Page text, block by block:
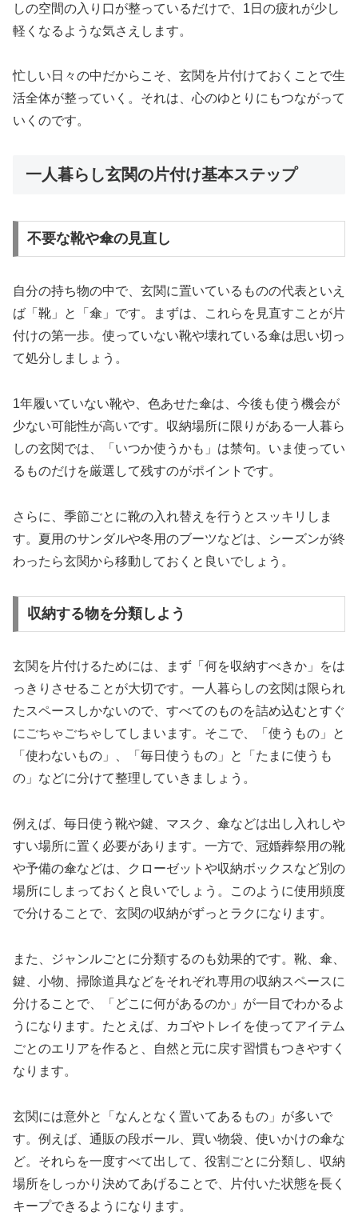
しの空間の入り口が整っているだけで、1日の疲れが少し
軽くなるような気さえします。
忙しい日々の中だからこそ、玄関を片付けておくことで生
活全体が整っていく。それは、心のゆとりにもつながって
いくのです。
一人暮らし玄関の片付け基本ステップ
不要な靴や傘の見直し
自分の持ち物の中で、玄関に置いているものの代表といえ
ば「靴」と「傘」です。まずは、これらを見直すことが片
付けの第一歩。使っていない靴や壊れている傘は思い切っ
て処分しましょう。
1年履いていない靴や、色あせた傘は、今後も使う機会が
少ない可能性が高いです。収納場所に限りがある一人暮ら
しの玄関では、「いつか使うかも」は禁句。いま使ってい
るものだけを厳選して残すのがポイントです。
さらに、季節ごとに靴の入れ替えを行うとスッキリしま
す。夏用のサンダルや冬用のブーツなどは、シーズンが終
わったら玄関から移動しておくと良いでしょう。
収納する物を分類しよう
玄関を片付けるためには、まず「何を収納すべきか」をは
っきりさせることが大切です。一人暮らしの玄関は限られ
たスペースしかないので、すべてのものを詰め込むとすぐ
にごちゃごちゃしてしまいます。そこで、「使うもの」と
「使わないもの」、「毎日使うもの」と「たまに使うも
の」などに分けて整理していきましょう。
例えば、毎日使う靴や鍵、マスク、傘などは出し入れしや
すい場所に置く必要があります。一方で、冠婚葬祭用の靴
や予備の傘などは、クローゼットや収納ボックスなど別の
場所にしまっておくと良いでしょう。このように使用頻度
で分けることで、玄関の収納がずっとラクになります。
また、ジャンルごとに分類するのも効果的です。靴、傘、
鍵、小物、掃除道具などをそれぞれ専用の収納スペースに
分けることで、「どこに何があるのか」が一目でわかるよ
うになります。たとえば、カゴやトレイを使ってアイテム
ごとのエリアを作ると、自然と元に戻す習慣もつきやすく
なります。
玄関には意外と「なんとなく置いてあるもの」が多いで
す。例えば、通販の段ボール、買い物袋、使いかけの傘な
ど。それらを一度すべて出して、役割ごとに分類し、収納
場所をしっかり決めてあげることで、片付いた状態を長く
キープできるようになります。